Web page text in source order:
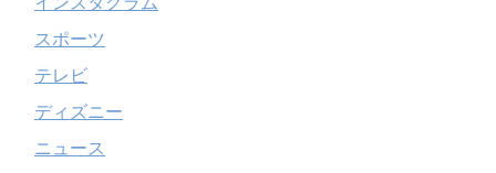
スポーツ
テレビ
ディズニー
ニュース